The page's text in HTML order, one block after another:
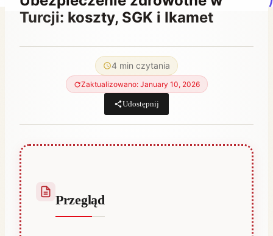
Turcji: koszty, SGK i Ikamet
4 min czytania
Zaktualizowano: January 10, 2026
Udostępnij
Przegląd